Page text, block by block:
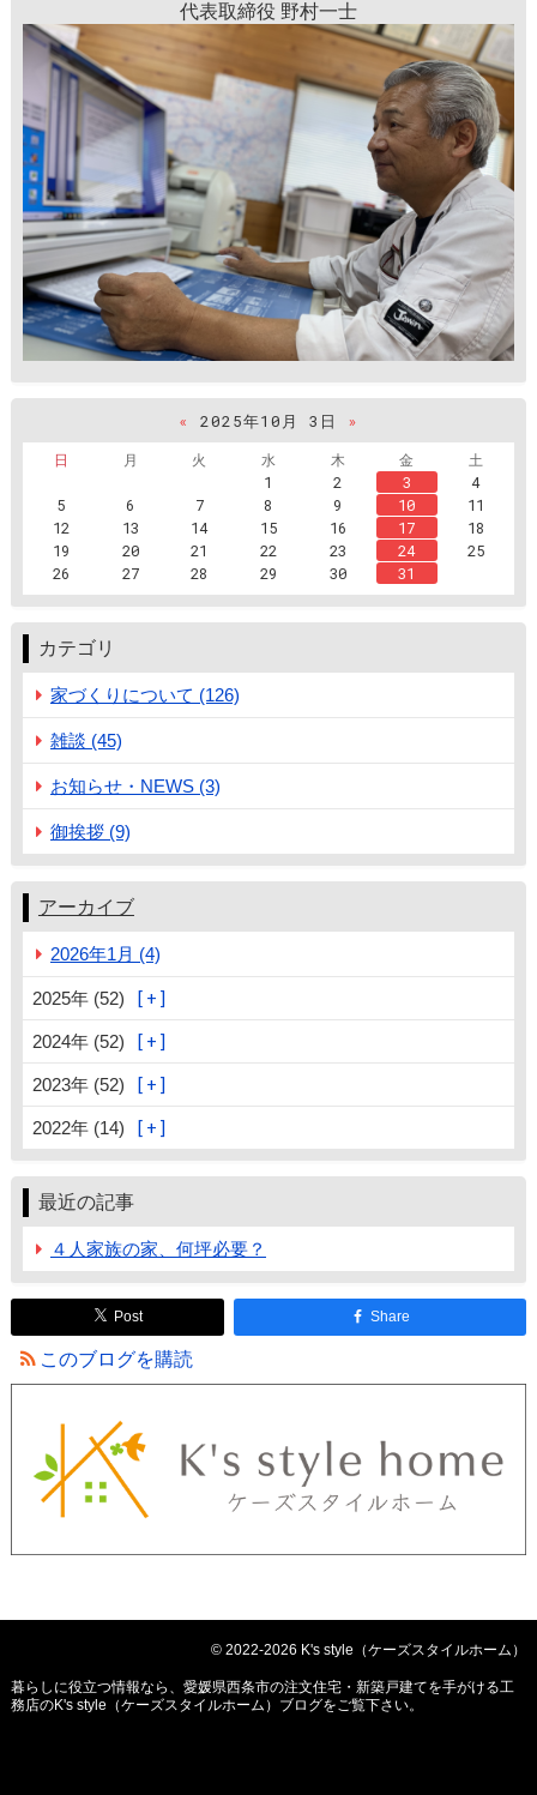
代表取締役 野村一士
« 2025年10月 3日
»
日
月 火 水 木 金
土
1
2 3
4
5
6 7 8 9 10
11
12
13 14 15 16 17
18
19
20 21 22 23 24
25
26
27 28 29 30 31
カテゴリ
家づくりについて (126)
雑談 (45)
お知らせ・NEWS (3)
御挨拶 (9)
アーカイブ
2026年1月 (4)
2025年 (52)
2024年 (52)
2023年 (52)
2022年 (14)
最近の記事
４人家族の家、何坪必要？
Post Share
このブログを購読
© 2022-2026 K's style（ケーズスタイルホーム）
暮らしに役立つ情報なら、 愛媛県西条市の注文住宅・新築戸建てを手がける工
務店のK's style（ケーズスタイルホーム）ブログをご覧下さい。